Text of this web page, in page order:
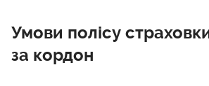
Умови полісу
за кордон